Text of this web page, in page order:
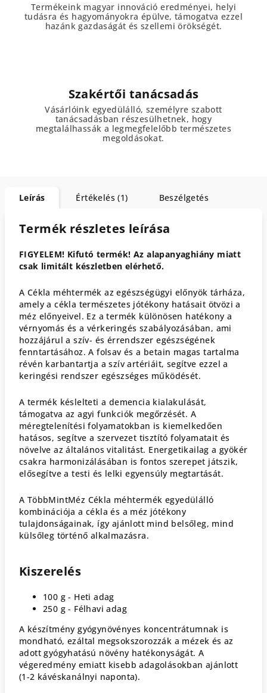
Termékeink magyar innováció eredményei, helyi
tudásra és hagyományokra épülve, támogatva ezzel
hazánk gazdaságát és szellemi örökségét.
Szakértői tanácsadás
Vásárlóink egyedülálló, személyre szabott
tanácsadásban részesülhetnek, hogy
megtalálhassák a legmegfelelőbb természetes
megoldásokat.
Leírás Értékelés (1) Beszélgetés
Termék részletes leírása
FIGYELEM! Kifutó termék! Az alapanyaghiány miatt
csak limitált készletben elérhető.
A Cékla méhtermék az egészségügyi előnyök tárháza,
amely a cékla természetes jótékony hatásait ötvözi a
méz előnyeivel. Ez a termék különösen hatékony a
vérnyomás és a vérkeringés szabályozásában, ami
hozzájárul a szív- és érrendszer egészségének
fenntartásához. A folsav és a betain magas tartalma
révén karbantartja a szív artériáit, segítve ezzel a
keringési rendszer egészséges működését.
A termék késlelteti a demencia kialakulását,
támogatva az agyi funkciók megőrzését. A
méregtelenítési folyamatokban is kiemelkedően
hatásos, segítve a szervezet tisztító folyamatait és
növelve az általános vitalitást. Energetikailag a gyökér
csakra harmonizálásában is fontos szerepet játszik,
elősegítve a testi és lelki egyensúly megtartását.
A TöbbMintMéz Cékla méhtermék egyedülálló
kombinációja a cékla és a méz jótékony
tulajdonságainak, így ajánlott mind belsőleg, mind
külsőleg történő alkalmazásra.
Kiszerelés
100 g - Heti adag
250 g - Félhavi adag
A készítmény gyógynövényes koncentrátumnak is
mondható, ezáltal megsokszorozzák a mézek és az
adott gyógyhatású növény hatékonyságát. A
végeredmény emiatt kisebb adagolásokban ajánlott
(1-2 kávéskanálnyi naponta).